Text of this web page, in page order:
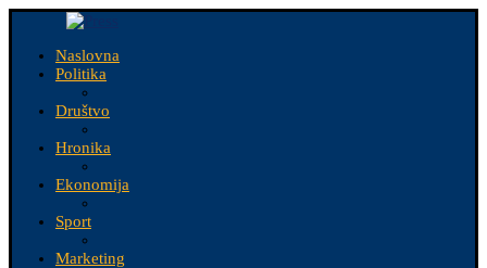
Naslovna
Politika
Društvo
Hronika
Ekonomija
Sport
Marketing